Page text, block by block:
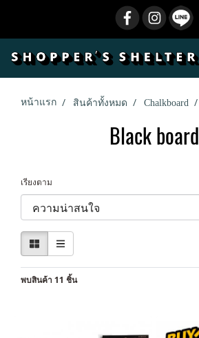
หน้าแรก สินค้าทั้งหมด Chalkboard
Black board
เรียงตาม
พบสินค้า 11 ชิ้น